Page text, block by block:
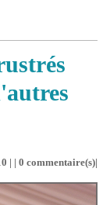
| | 0 commentaire(s)|